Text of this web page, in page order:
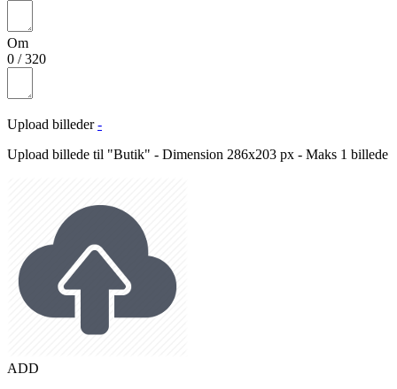
Om
0 /320
Upload billeder -
Upload billede til "Butik" - Dimension 286x203 px - Maks 1 billede
ADD